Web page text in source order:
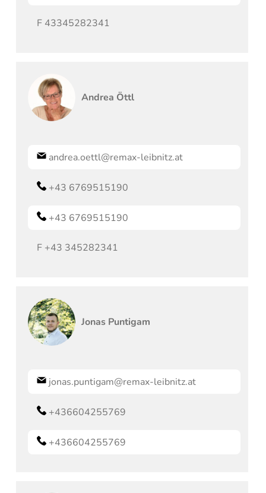
F 43345282341
Andrea Öttl
andrea.oettl@remax-leibnitz.at
+43 6769515190
+43 6769515190
F +43 345282341
Jonas Puntigam
jonas.puntigam@remax-leibnitz.at
+436604255769
+436604255769